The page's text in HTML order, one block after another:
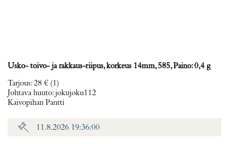
Usko- toivo- ja rakkaus-riipus, korkeus 14mm, 585, Paino: 0,4 g
Tarjous:28 € (1)
Johtava huuto:jokujoku112
Kaivopihan Pantti
11.8.2026 19:36:00